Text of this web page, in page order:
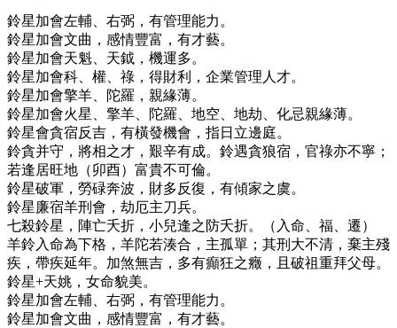
鈴星加會左輔、右弼，有管理能力。
鈴星加會文曲，感情豐富，有才藝。
鈴星加會天魁、天鉞，機運多。
鈴星加會科、權、祿，得財利，企業管理人才。
鈴星加會擎羊、陀羅，親緣薄。
鈴星加會火星、擎羊、陀羅、地空、地劫、化忌親緣薄。
鈴星會貪宿反吉，有橫發機會，指日立邊庭。
鈴貪并守，將相之才，艱辛有成。鈴遇貪狼宿，官祿亦不寧；
若逢居旺地（卯酉）富貴不可倫。
鈴星破軍，勞碌奔波，財多反復，有傾家之虞。
鈴星廉宿羊刑會，劫厄主刀兵。
七殺鈴星，陣亡夭折，小兒逢之防夭折。（入命、福、遷）
羊鈴入命為下格，羊陀若湊合，主孤單；其刑大不清，棄主殘
疾，帶疾延年。加煞無吉，多有癲狂之癥，且破祖重拜父母。
鈴星+天姚，女命貌美。
鈴星加會左輔、右弼，有管理能力。
鈴星加會文曲，感情豐富，有才藝。